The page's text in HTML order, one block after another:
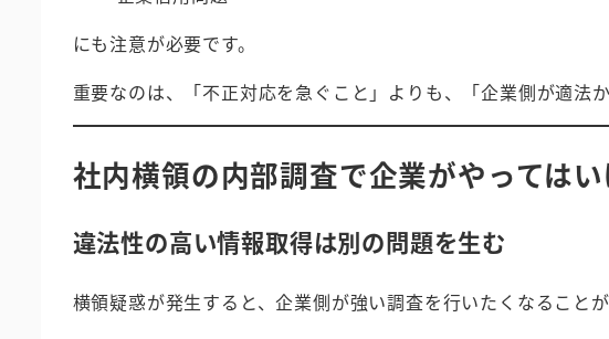
にも注意が必要です。
重要なのは、「不正対応を急ぐこと」よりも、「企業側が適法
社内横領の内部調査で企業がやっては
違法性の高い情報取得は別の問題を生む
横領疑惑が発生すると、企業側が強い調査を行いたくなることが